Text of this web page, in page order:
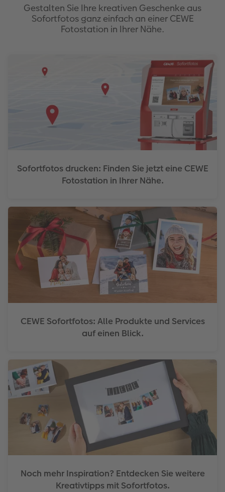
Gestalten Sie Ihre kreativen Geschenke aus
Sofortfotos ganz einfach an einer CEWE
Fotostation in Ihrer Nähe.
Sofortfotos drucken: Finden Sie jetzt eine CEWE
Fotostation in Ihrer Nähe.
CEWE Sofortfotos: Alle Produkte und Services
auf einen Blick.
Noch mehr Inspiration? Entdecken Sie weitere
Kreativtipps mit Sofortfotos.